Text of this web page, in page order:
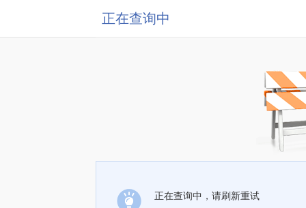
正在查询中
正在查询中，请刷新重试